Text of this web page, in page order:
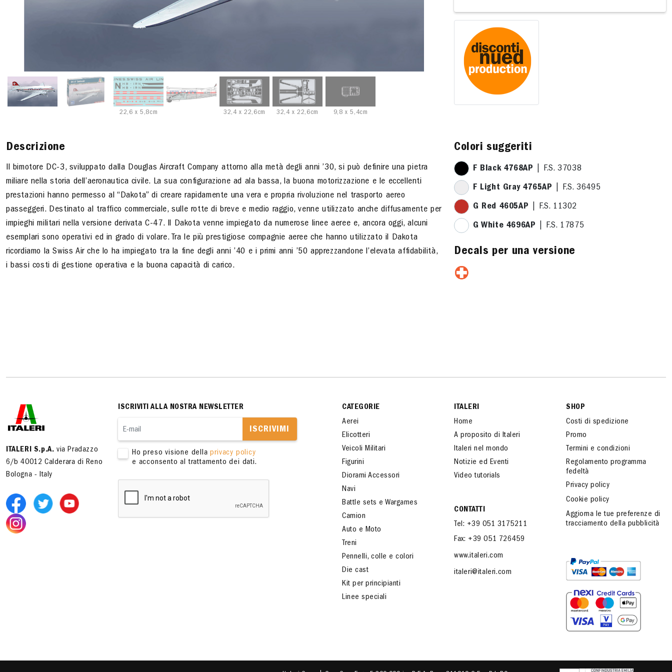
22,6 x 5,8cm 32,4 x 22,6cm 32,4 x 22,6cm 9,8 x 5,4cm
Descrizione
Il bimotore DC-3, sviluppato dalla Douglas Aircraft Company attorno alla metà degli anni ’30, si può definire una pietra
miliare nella storia dell’aeronautica civile. La sua configurazione ad ala bassa, la buona motorizzazione e le eccellenti
prestazioni hanno permesso al “Dakota” di creare rapidamente una vera e propria rivoluzione nel trasporto aereo
passeggeri. Destinato al traffico commerciale, sulle rotte di breve e medio raggio, venne utilizzato anche diffusamente per
impieghi militari nella versione derivata C-47. Il Dakota venne impiegato da numerose linee aeree e, ancora oggi, alcuni
esemplari sono operativi ed in grado di volare. Tra le più prestigiose compagnie aeree che hanno utilizzato il Dakota
ricordiamo la Swiss Air che lo ha impiegato tra la fine degli anni ’40 e i primi anni ’50 apprezzandone l’elevata affidabilità,
i bassi costi di gestione operativa e la buona capacità di carico.
Colori suggeriti
F Black 4768AP | F.S. 37038
F Light Gray 4765AP | F.S. 36495
G Red 4605AP | F.S. 11302
G White 4696AP | F.S. 17875
Decals per una versione
ITALERI S.p.A. via Pradazzo
6/b 40012 Calderara di Reno
Bologna - Italy
ISCRIVITI ALLA NOSTRA NEWSLETTER
ISCRIVIMI
Ho preso visione dellaprivacy policy
e acconsento al trattamento dei dati.
CATEGORIE
Aerei
Elicotteri
Veicoli Militari
Figurini
Diorami Accessori
Navi
Battle sets e Wargames
Camion
Auto e Moto
Treni
Pennelli, colle e colori
Die cast
Kit per principianti
Linee speciali
ITALERI
Home
A proposito di Italeri
Italeri nel mondo
Notizie ed Eventi
Video tutorials
CONTATTI
Tel: +39 051 3175211
Fax: +39 051 726459
www.italeri.com
italeri@italeri.com
SHOP
Costi di spedizione
Promo
Termini e condizioni
Regolamento programma
fedeltà
Privacy policy
Cookie policy
Aggiorna le tue preferenze di
tracciamento della pubblicità